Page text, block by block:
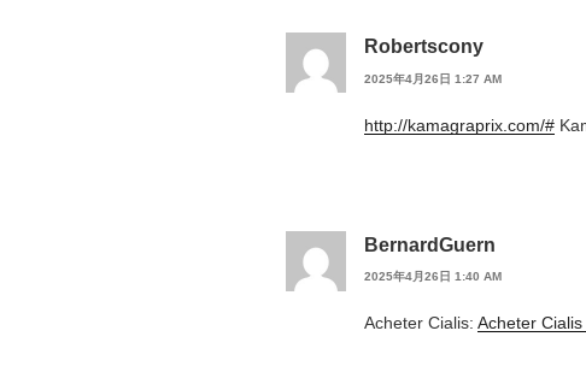
Robertscony
2025年4月26日 1:27 AM
http://kamagraprix.com/#
BernardGuern
2025年4月26日 1:40 AM
Acheter Cialis: Acheter